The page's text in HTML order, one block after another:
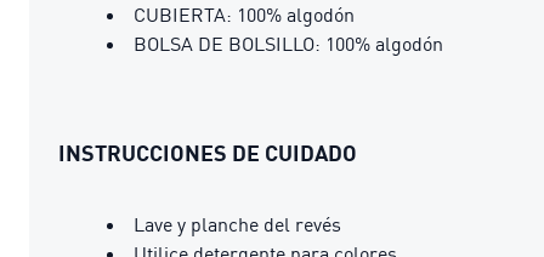
CUBIERTA: 100% algodón
BOLSA DE BOLSILLO: 100% algodón
INSTRUCCIONES DE CUIDADO
Lave y planche del revés